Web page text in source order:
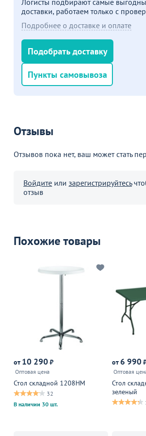
доставки, работаем только с
Подробнее о доставке и оплате
Подобрать доставку
Пункты самовывоза
Отзывы
Отзывов пока нет, ваш может стать
Войдите или зарегистрируйтесь
отзыв
Похожие товары
от 10 290 ₽
Оптовая цена
Стол складной 1208НМ
32
В наличии 30 шт.
от 6 990
Оптовая
Стол
зеленый